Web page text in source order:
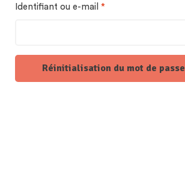
Identifiant ou e-mail *
Réinitialisation du mot de passe